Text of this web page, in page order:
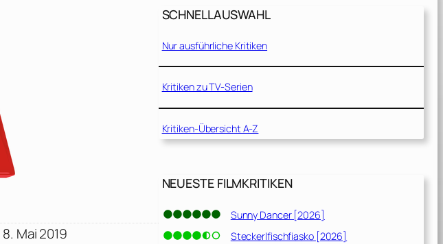
8. Mai 2019
SCHNELLAUSWAHL
Nur ausführliche Kritiken
Kritiken zu TV-Serien
Kritiken-Übersicht A-Z
NEUESTE FILMKRITIKEN
Sunny Dancer [2026]
Steckerlfischfiasko [2026]